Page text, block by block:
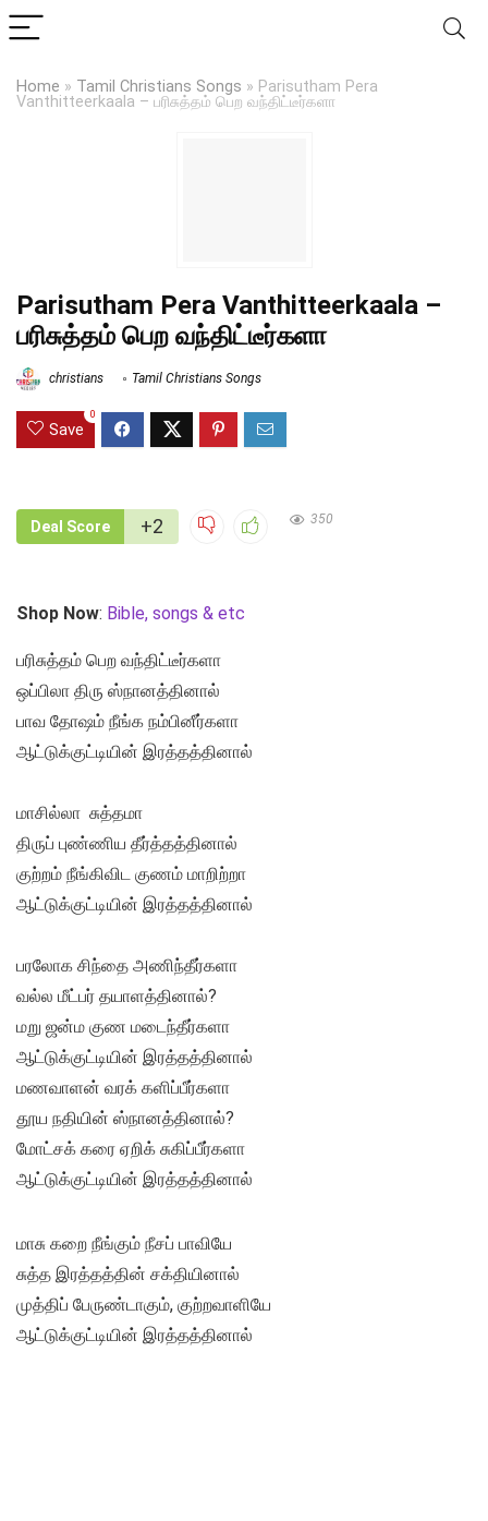
Home » Tamil Christians Songs » Parisutham Pera
Vanthitteerkaala – பரிசுத்தம் பெற வந்திட்டீர்களா
Parisutham Pera Vanthitteerkaala –
பரிசுத்தம் பெற வந்திட்டீர்களா
christians Tamil Christians Songs
Save
0
Deal Score +2 350
Shop Now: Bible, songs & etc
பரிசுத்தம் பெற வந்திட்டீர்களா
ஒப்பிலா திரு ஸ்நானத்தினால்
பாவ தோஷம் நீங்க நம்பினீர்களா
ஆட்டுக்குட்டியின் இரத்தத்தினால்
மாசில்லா சுத்தமா
திருப் புண்ணிய தீர்த்தத்தினால்
குற்றம் நீங்கிவிட குணம் மாறிற்றா
ஆட்டுக்குட்டியின் இரத்தத்தினால்
பரலோக சிந்தை அணிந்தீர்களா
வல்ல மீட்பர் தயாளத்தினால்?
மறு ஜன்ம குண மடைந்தீர்களா
ஆட்டுக்குட்டியின் இரத்தத்தினால்
மணவாளன் வரக் களிப்பீர்களா
தூய நதியின் ஸ்நானத்தினால்?
மோட்சக் கரை ஏறிக் சுகிப்பீர்களா
ஆட்டுக்குட்டியின் இரத்தத்தினால்
மாசு கறை நீங்கும் நீசப் பாவியே
சுத்த இரத்தத்தின் சக்தியினால்
முத்திப் பேருண்டாகும், குற்றவாளியே
ஆட்டுக்குட்டியின் இரத்தத்தினால்